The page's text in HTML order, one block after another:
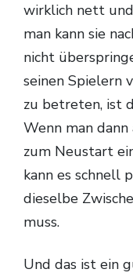
wirklich nett
man kann sie
nicht
seinen Spielern
zu betreten, ist
Wenn man
zum Neustart
kann es schnell
dieselbe
muss.
Und das ist ein gutes Stichwort, um über alle